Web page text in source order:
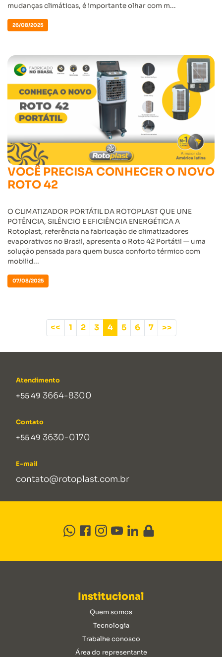
mudanças climáticas, é importante olhar com m...
26/08/2025
VOCÊ PRECISA CONHECER O NOVO
ROTO 42
O CLIMATIZADOR PORTÁTIL DA ROTOPLAST QUE UNE
POTÊNCIA, SILÊNCIO E EFICIÊNCIA ENERGÉTICA A
Rotoplast, referência na fabricação de climatizadores
evaporativos no Brasil, apresenta o Roto 42 Portátil — uma
solução pensada para quem busca conforto térmico com
mobilid...
07/08/2025
<< 1 2 3 4 5 6 7 >>
Atendimento
+55 49 3664-8300
Contato
+55 49 3630-0170
E-mail
contato@rotoplast.com.br
Institucional
Quem somos
Tecnologia
Trabalhe conosco
Área do representante